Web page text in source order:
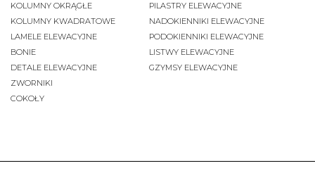
KOLUMNY OKRĄGŁE
KOLUMNY KWADRATOWE
LAMELE ELEWACYJNE
BONIE
DETALE ELEWACYJNE
ZWORNIKI
COKOŁY
PILASTRY ELEWACYJNE
NADOKIENNIKI ELEWACYJNE
PODOKIENNIKI ELEWACYJNE
LISTWY ELEWACYJNE
GZYMSY ELEWACYJNE